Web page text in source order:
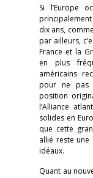
Si l’Europe
dix ans,
par ailleurs,
France et la
en plus
américains
pour ne pas
position
l’Alliance
solides en
que cette
allié reste une
idéaux.
Quant au